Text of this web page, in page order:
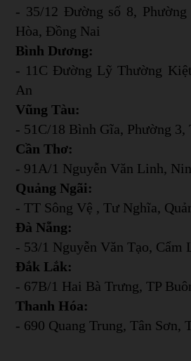
- 35/12 Đường số 8,
Hòa, Đồng Nai
Bình Dương:
- 11C Đường Lỹ Thường
An
Vũng Tàu:
- 51C/18 Bình Gĩa, Phường 3,
Cần Thơ:
- 91A/1 Nguyễn Văn Linh,
Quảng Ngãi:
- TT Sông Vệ , Tư Nghĩa,
Đà Nẵng:
- 53/1 Nguyễn Văn Tạo, Cẩm
Đắk Lắk:
- 67B/1 Hai Bà Trưng, TP
Thanh Hóa:
- 690 Quang Trung, Tân Sơn,